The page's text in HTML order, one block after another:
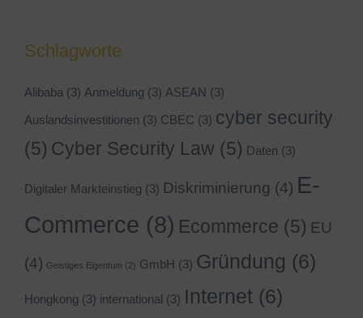
Schlagworte
Alibaba (3) Anmeldung (3) ASEAN (3)
Auslandsinvestitionen (3) CBEC (3) cyber security
(5) Cyber Security Law (5) Daten (3)
Digitaler Markteinstieg (3) Diskriminierung (4) E-
Commerce (8) Ecommerce (5) EU
(4) Geistiges Eigentum (2) GmbH (3) Gründung (6)
Hongkong (3) international (3) Internet (6)